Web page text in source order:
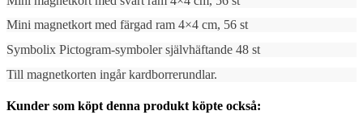
Mini magnetkort med färgad ram 4×4 cm, 56 st
Symbolix Pictogram-symboler självhäftande 48 st
Till magnetkorten ingår kardborrerundlar.
Kunder som köpt denna produkt köpte också: